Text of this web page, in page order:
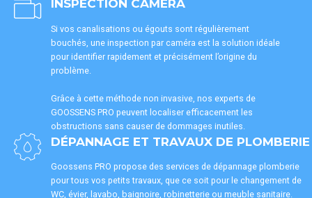
INSPECTION CAMERA
Si vos canalisations ou égouts sont régulièrement
bouchés, une inspection par caméra est la solution idéale
pour identifier rapidement et précisément l’origine du
problème.
Grâce à cette méthode non invasive, nos experts de
GOOSSENS PRO peuvent localiser efficacement les
obstructions sans causer de dommages inutiles.
DÉPANNAGE ET TRAVAUX DE PLOMBERIE
Goossens PRO propose des services de dépannage plomberie
pour tous vos petits travaux, que ce soit pour le changement de
WC, évier, lavabo, baignoire, robinetterie ou meuble sanitaire.